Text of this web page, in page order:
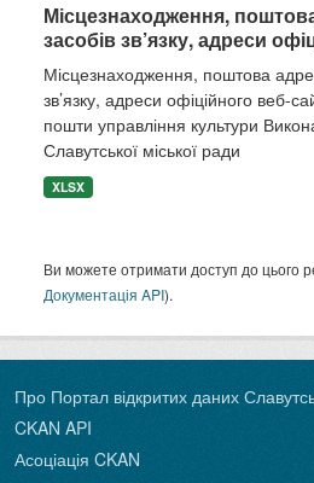
Місцезнаходження,
засобів зв’язку, адреси
Місцезнаходження, поштова
зв’язку, адреси офіційного веб-
пошти управління культури
Славутської міської ради
XLSX
Ви можете отримати доступ до цього
Документація API).
Про Портал відкритих даних
CKAN API
Асоціація CKAN